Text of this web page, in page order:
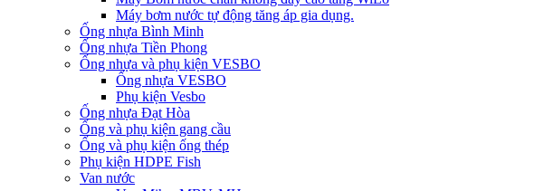
Máy bơm nước tự động tăng áp gia dụng.
Ống nhựa Bình Minh
Ống nhựa Tiền Phong
Ống nhựa và phụ kiện VESBO
Ống nhựa VESBO
Phụ kiện Vesbo
Ống nhựa Đạt Hòa
Ống và phụ kiện gang cầu
Ống và phụ kiện ống thép
Phụ kiện HDPE Fish
Van nước